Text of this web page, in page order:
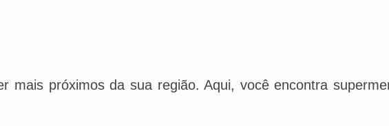
mais próximos da sua região. Aqui, você encontra